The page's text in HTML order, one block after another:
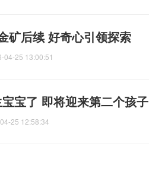
矿后续 好奇心引领探索
04-25 13:00:51
宝了 即将迎来第二个孩子
25 12:58:34